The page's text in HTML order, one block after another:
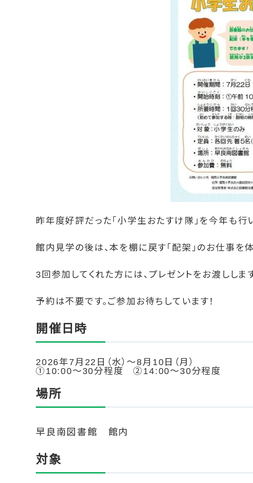
昨年度好評だった「小学生おたすけ隊」を今年も行
館内見学の後は、本を棚に戻す「配架」のお仕事を体
3回参加してくれた方には、プレゼントをお渡しします
予約は不要です。ご参加お待ちしています！
開催日時
2026年7月22日（水）～8月10日（月）
①10:00～30分程度②14:00～30分程度
場所
早良南図書館 館内
対象